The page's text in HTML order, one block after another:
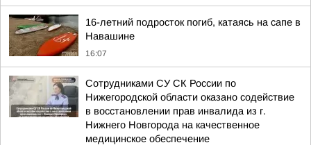
16-летний подросток погиб, катаясь на сапе в
Навашине
16:07
Сотрудниками СУ СК России по
Нижегородской области оказано содействие
в восстановлении прав инвалида из г.
Нижнего Новгорода на качественное
медицинское обеспечение